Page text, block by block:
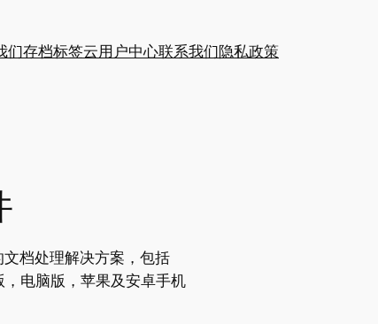
们存档标签云用户中心联系我们隐私政策
档处理解决方案，包括
电脑版，苹果及安卓手机